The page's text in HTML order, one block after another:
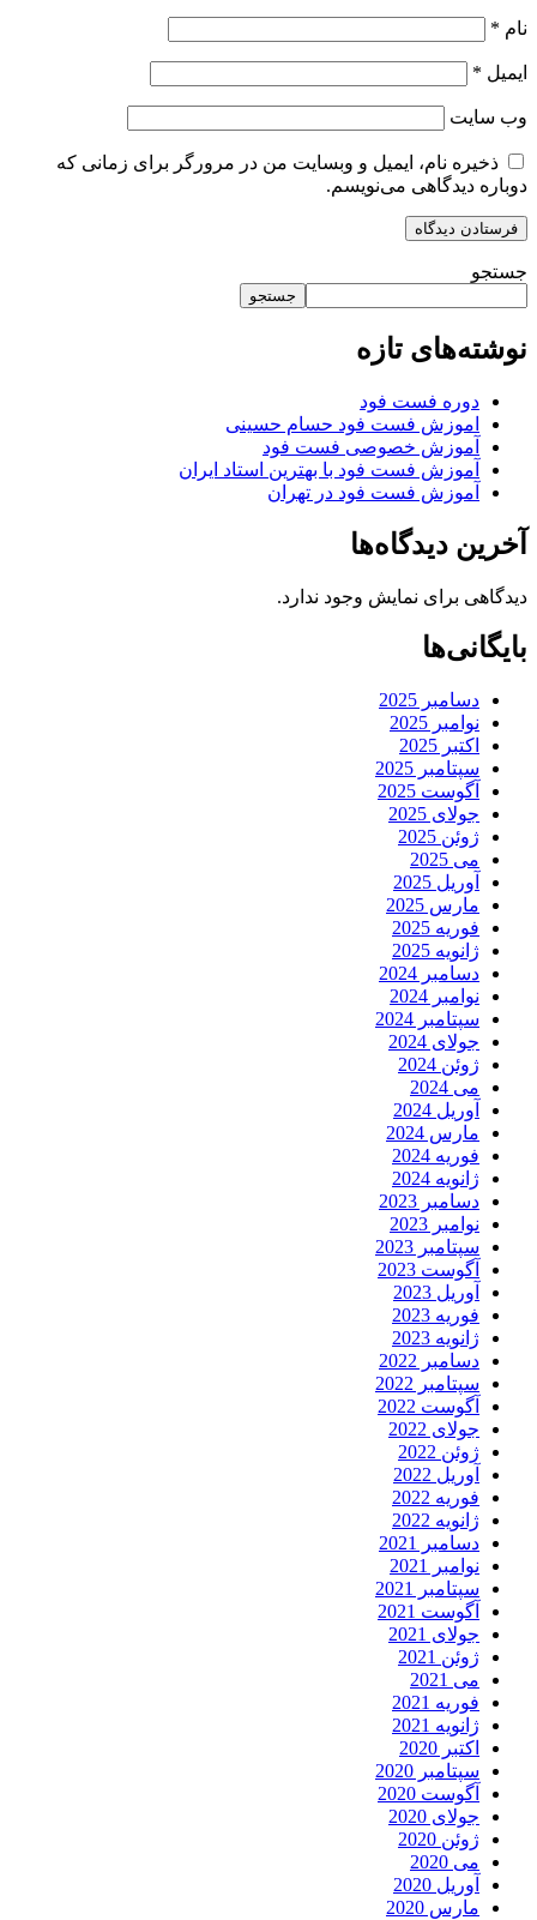
نام *
ایمیل *
وب‌ سایت
ذخیره نام، ایمیل و وبسایت من در مرورگر برای زمانی که
دوباره دیدگاهی می‌نویسم.
جستجو
جستجو
نوشته‌های تازه
دوره فست فود
اموزش فست فود حسام حسینی
آموزش خصوصی فست فود
آموزش فست فود با بهترین استاد ایران
آموزش فست فود در تهران
آخرین دیدگاه‌ها
دیدگاهی برای نمایش وجود ندارد.
بایگانی‌ها
دسامبر 2025
نوامبر 2025
اکتبر 2025
سپتامبر 2025
آگوست 2025
جولای 2025
ژوئن 2025
می 2025
آوریل 2025
مارس 2025
فوریه 2025
ژانویه 2025
دسامبر 2024
نوامبر 2024
سپتامبر 2024
جولای 2024
ژوئن 2024
می 2024
آوریل 2024
مارس 2024
فوریه 2024
ژانویه 2024
دسامبر 2023
نوامبر 2023
سپتامبر 2023
آگوست 2023
آوریل 2023
فوریه 2023
ژانویه 2023
دسامبر 2022
سپتامبر 2022
آگوست 2022
جولای 2022
ژوئن 2022
آوریل 2022
فوریه 2022
ژانویه 2022
دسامبر 2021
نوامبر 2021
سپتامبر 2021
آگوست 2021
جولای 2021
ژوئن 2021
می 2021
فوریه 2021
ژانویه 2021
اکتبر 2020
سپتامبر 2020
آگوست 2020
جولای 2020
ژوئن 2020
می 2020
آوریل 2020
مارس 2020